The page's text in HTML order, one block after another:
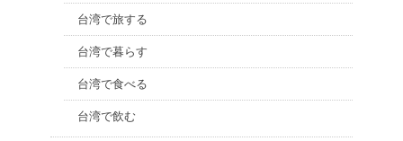
台湾で旅する
台湾で暮らす
台湾で食べる
台湾で飲む